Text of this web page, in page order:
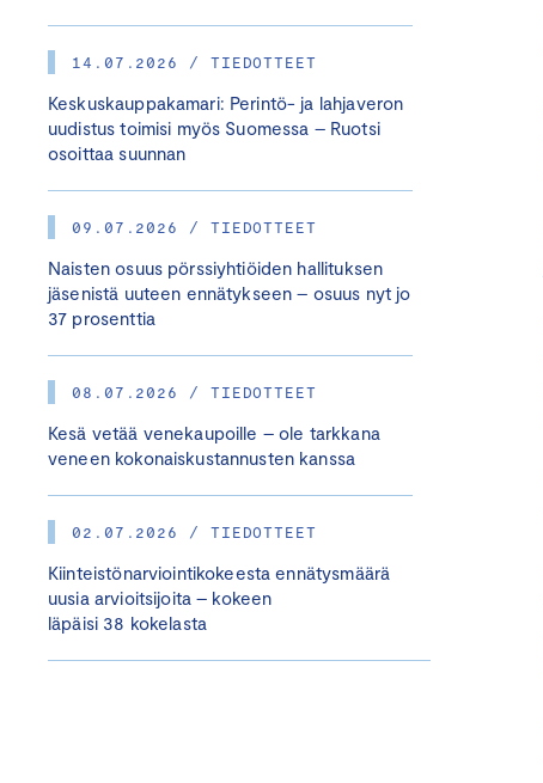
14.07.2026 / TIEDOTTEET
Keskuskauppakamari: Perintö- ja lahjaveron
uudistus toimisi myös Suomessa – Ruotsi
osoittaa suunnan
09.07.2026 / TIEDOTTEET
Naisten osuus pörssiyhtiöiden hallituksen
jäsenistä uuteen ennätykseen – osuus nyt jo
37 prosenttia
08.07.2026 / TIEDOTTEET
Kesä vetää venekaupoille – ole tarkkana
veneen kokonaiskustannusten kanssa
02.07.2026 / TIEDOTTEET
Kiinteistönarviointikokeesta ennätysmäärä
uusia arvioitsijoita – kokeen
läpäisi 38 kokelasta